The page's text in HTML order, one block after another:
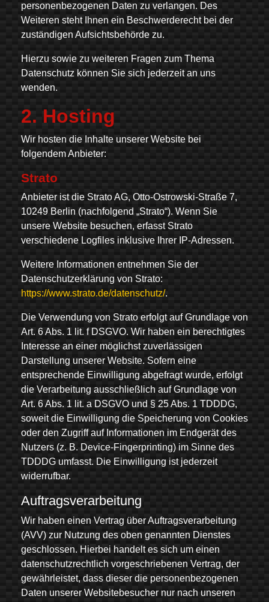
personenbezogenen Daten zu verlangen. Des
Weiteren steht Ihnen ein Beschwerderecht bei der
zuständigen Aufsichtsbehörde zu.
Hierzu sowie zu weiteren Fragen zum Thema
Datenschutz können Sie sich jederzeit an uns
wenden.
2. Hosting
Wir hosten die Inhalte unserer Website bei
folgendem Anbieter:
Strato
Anbieter ist die Strato AG, Otto-Ostrowski-Straße 7,
10249 Berlin (nachfolgend „Strato“). Wenn Sie
unsere Website besuchen, erfasst Strato
verschiedene Logfiles inklusive Ihrer IP-Adressen.
Weitere Informationen entnehmen Sie der
Datenschutzerklärung von Strato:
https://www.strato.de/datenschutz/.
Die Verwendung von Strato erfolgt auf Grundlage von
Art. 6 Abs. 1 lit. f DSGVO. Wir haben ein berechtigtes
Interesse an einer möglichst zuverlässigen
Darstellung unserer Website. Sofern eine
entsprechende Einwilligung abgefragt wurde, erfolgt
die Verarbeitung ausschließlich auf Grundlage von
Art. 6 Abs. 1 lit. a DSGVO und § 25 Abs. 1 TDDDG,
soweit die Einwilligung die Speicherung von Cookies
oder den Zugriff auf Informationen im Endgerät des
Nutzers (z. B. Device-Fingerprinting) im Sinne des
TDDDG umfasst. Die Einwilligung ist jederzeit
widerrufbar.
Auftragsverarbeitung
Wir haben einen Vertrag über Auftragsverarbeitung
(AVV) zur Nutzung des oben genannten Dienstes
geschlossen. Hierbei handelt es sich um einen
datenschutzrechtlich vorgeschriebenen Vertrag, der
gewährleistet, dass dieser die personenbezogenen
Daten unserer Websitebesucher nur nach unseren